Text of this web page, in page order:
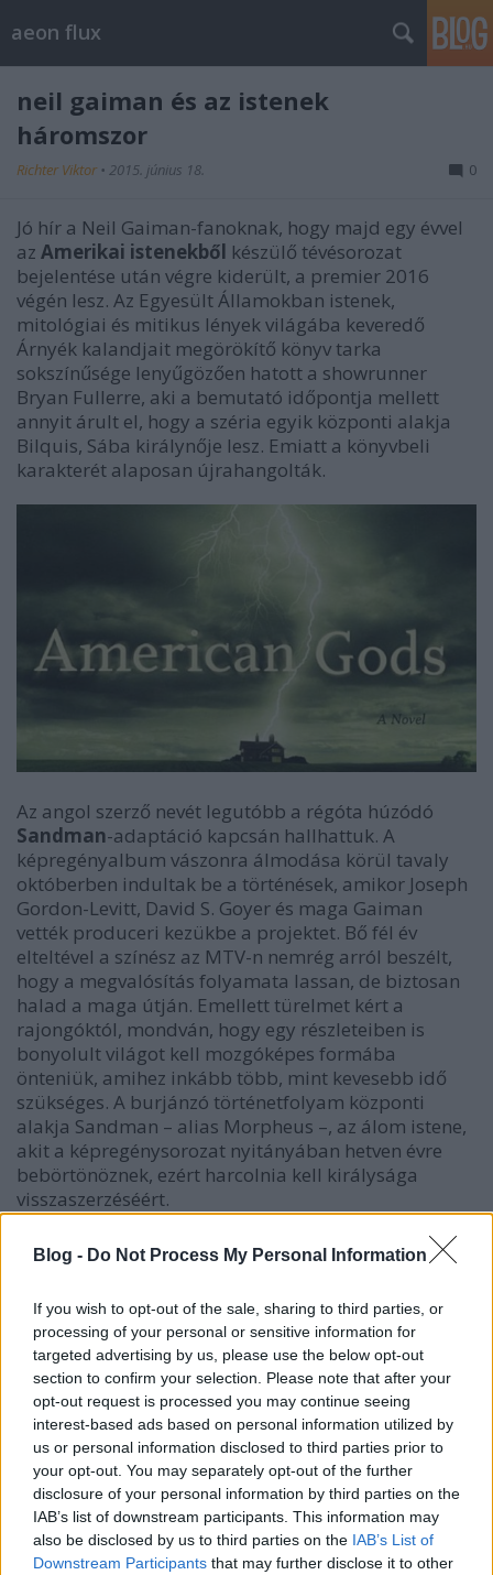
Blog - Do Not Process My Personal Information
If you wish to opt-out of the sale, sharing to third parties, or
processing of your personal or sensitive information for
targeted advertising by us, please use the below opt-out
section to confirm your selection. Please note that after your
opt-out request is processed you may continue seeing
interest-based ads based on personal information utilized by
us or personal information disclosed to third parties prior to
your opt-out. You may separately opt-out of the further
disclosure of your personal information by third parties on the
IAB’s list of downstream participants. This information may
also be disclosed by us to third parties on the IAB’s List of
Downstream Participants that may further disclose it to other
aeon flux
neil gaiman és az istenek
háromszor
Richter Viktor • 2015. június 18. 0
Jó hír a Neil Gaiman-fanoknak, hogy majd egy évvel
az Amerikai istenekből készülő tévésorozat
bejelentése után végre kiderült, a premier 2016
végén lesz. Az Egyesült Államokban istenek,
mitológiai és mitikus lények világába keveredő
Árnyék kalandjait megörökítő könyv tarka
sokszínűsége lenyűgözően hatott a showrunner
Bryan Fullerre, aki a bemutató időpontja mellett
annyit árult el, hogy a széria egyik központi alakja
Bilquis, Sába királynője lesz. Emiatt a könyvbeli
karakterét alaposan újrahangolták.
Az angol szerző nevét legutóbb a régóta húzódó
Sandman-adaptáció kapcsán hallhattuk. A
képregényalbum vászonra álmodása körül tavaly
októberben indultak be a történések, amikor Joseph
Gordon-Levitt, David S. Goyer és maga Gaiman
vették produceri kezükbe a projektet. Bő fél év
elteltével a színész az MTV-n nemrég arról beszélt,
hogy a megvalósítás folyamata lassan, de biztosan
halad a maga útján. Emellett türelmet kért a
rajongóktól, mondván, hogy egy részleteiben is
bonyolult világot kell mozgóképes formába
önteniük, amihez inkább több, mint kevesebb idő
szükséges. A burjánzó történetfolyam központi
alakja Sandman – alias Morpheus –, az álom istene,
akit a képregénysorozat nyitányában hetven évre
bebörtönöznek, ezért harcolnia kell királysága
visszaszerzéséért.
Időközben a Sandman egyik legnépszerűbb